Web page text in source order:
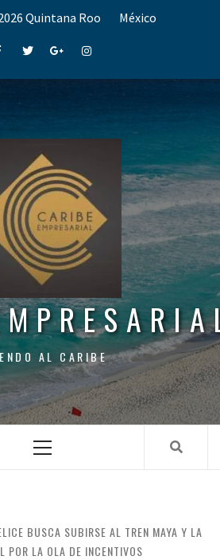
Quintana Roo México
TwitterGoogle+Instagram
AL CARIBE
Menu
BUSCA SUBIRSE AL TREN MAYA Y LA
POR LA OLA DE INCENTIVOS